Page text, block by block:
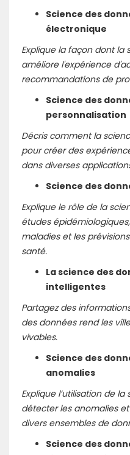
Science des
électronique
Explique la façon dont la
améliore l'expérience
recommandations de
Science des
personnalisation
Décris comment la
pour créer des
dans diverses
Science des
Explique le rôle de la
études
maladies et les
santé.
La science des
intelligentes
Partagez des
des données rend les
vivables.
Science des
anomalies
Explique l’utilisation de
détecter les anomalies
divers ensembles de
Science des